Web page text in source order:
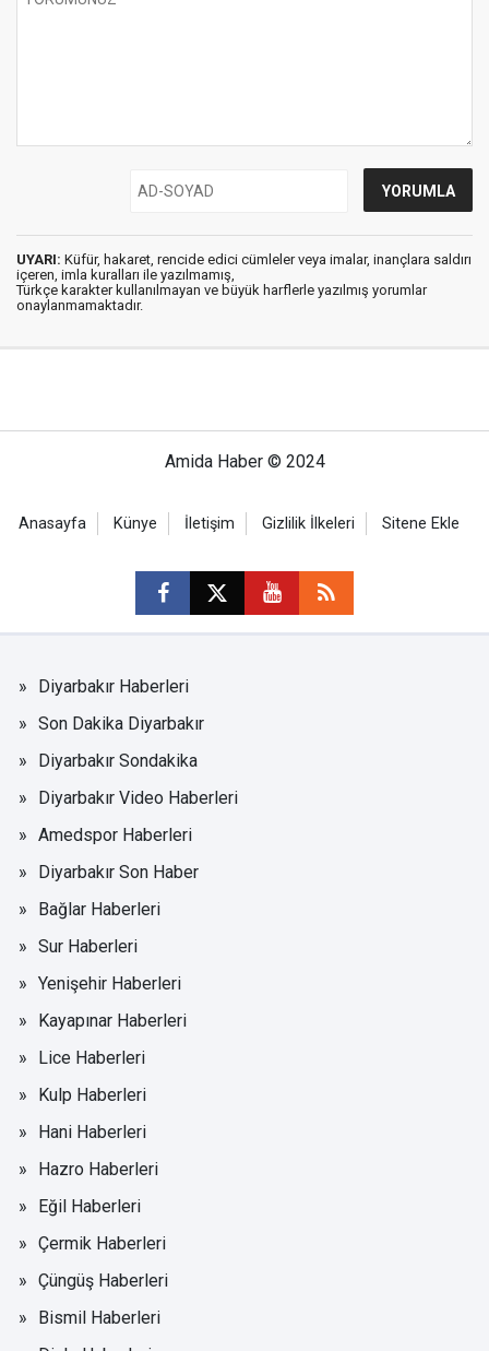
UYARI: Küfür, hakaret, rencide edici cümleler veya imalar, inançlara saldırı
içeren, imla kuralları ile yazılmamış,
Türkçe karakter kullanılmayan ve büyük harflerle yazılmış yorumlar
onaylanmamaktadır.
Amida Haber © 2024
Anasayfa Künye İletişim Gizlilik İlkeleri Sitene Ekle
Diyarbakır Haberleri
Son Dakika Diyarbakır
Diyarbakır Sondakika
Diyarbakır Video Haberleri
Amedspor Haberleri
Diyarbakır Son Haber
Bağlar Haberleri
Sur Haberleri
Yenişehir Haberleri
Kayapınar Haberleri
Lice Haberleri
Kulp Haberleri
Hani Haberleri
Hazro Haberleri
Eğil Haberleri
Çermik Haberleri
Çüngüş Haberleri
Bismil Haberleri